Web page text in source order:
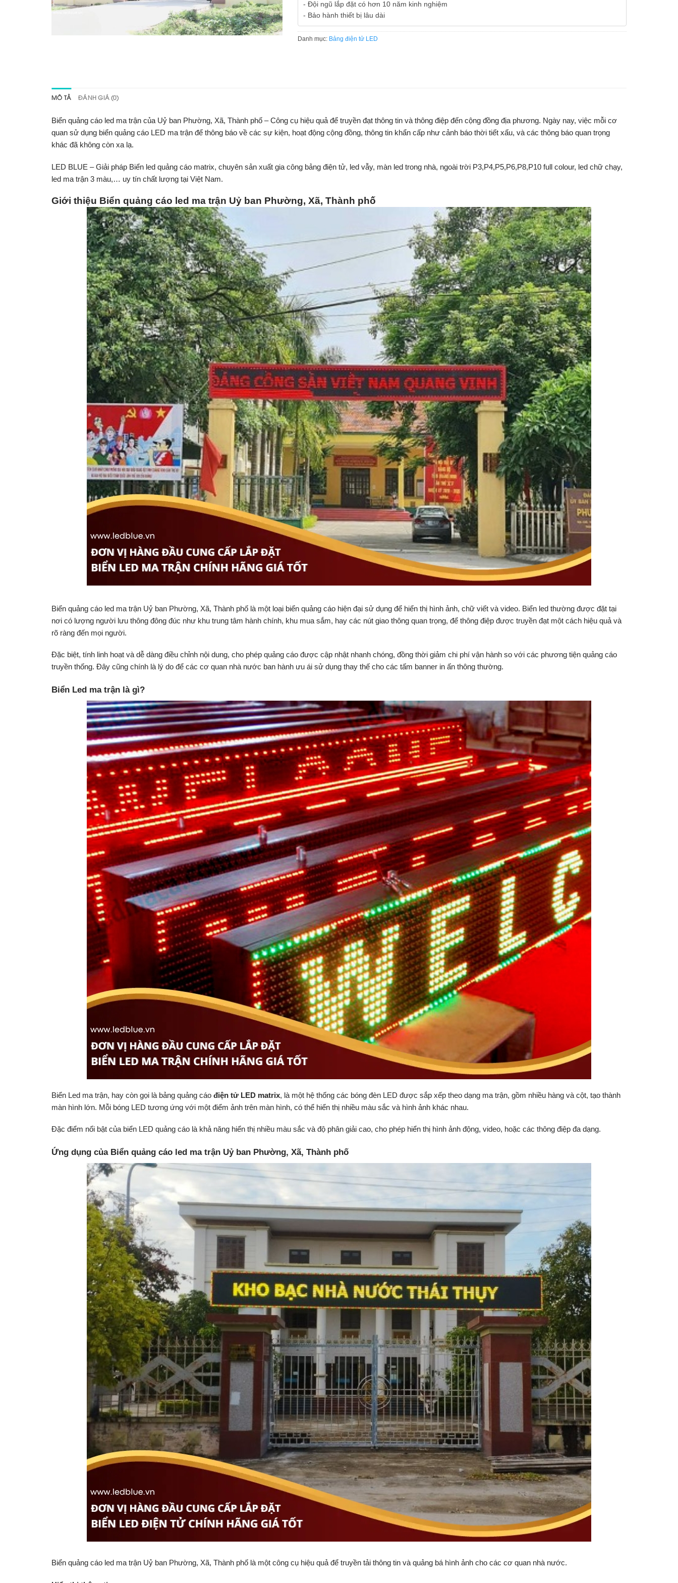
- Đội ngũ lắp đặt có hơn 10 năm kinh nghiệm
- Bảo hành thiết bị lâu dài
Danh mục: Bảng điện tử LED
MÔ TẢ ĐÁNH GIÁ (0)
Biển quảng cáo led ma trận của Uỷ ban Phường, Xã, Thành phố – Công cụ hiệu quả để truyền đạt thông tin và thông điệp đến cộng đồng địa phương. Ngày nay, việc mỗi cơ
quan sử dụng biển quảng cáo LED ma trận để thông báo về các sự kiện, hoạt động cộng đồng, thông tin khẩn cấp như cảnh báo thời tiết xấu, và các thông báo quan trọng
khác đã không còn xa lạ.
LED BLUE – Giải pháp Biển led quảng cáo matrix, chuyên sản xuất gia công bảng điện tử, led vẫy, màn led trong nhà, ngoài trời P3,P4,P5,P6,P8,P10 full colour, led chữ chạy,
led ma trận 3 màu,… uy tín chất lượng tại Việt Nam.
Giới thiệu Biển quảng cáo led ma trận Uỷ ban Phường, Xã, Thành phố
Biển quảng cáo led ma trận Uỷ ban Phường, Xã, Thành phố là một loại biển quảng cáo hiện đại sử dụng để hiển thị hình ảnh, chữ viết và video. Biển led thường được đặt tại
nơi có lượng người lưu thông đông đúc như khu trung tâm hành chính, khu mua sắm, hay các nút giao thông quan trọng, để thông điệp được truyền đạt một cách hiệu quả và
rõ ràng đến mọi người.
Đặc biệt, tính linh hoạt và dễ dàng điều chỉnh nội dung, cho phép quảng cáo được cập nhật nhanh chóng, đồng thời giảm chi phí vận hành so với các phương tiện quảng cáo
truyền thống. Đây cũng chính là lý do để các cơ quan nhà nước ban hành ưu ái sử dụng thay thế cho các tấm banner in ấn thông thường.
Biển Led ma trận là gì?
Biển Led ma trận, hay còn gọi là bảng quảng cáo điện tử LED matrix, là một hệ thống các bóng đèn LED được sắp xếp theo dạng ma trận, gồm nhiều hàng và cột, tạo thành
màn hình lớn. Mỗi bóng LED tương ứng với một điểm ảnh trên màn hình, có thể hiển thị nhiều màu sắc và hình ảnh khác nhau.
Đặc điểm nổi bật của biển LED quảng cáo là khả năng hiển thị nhiều màu sắc và độ phân giải cao, cho phép hiển thị hình ảnh động, video, hoặc các thông điệp đa dạng.
Ứng dụng của Biển quảng cáo led ma trận Uỷ ban Phường, Xã, Thành phố
Biển quảng cáo led ma trận Uỷ ban Phường, Xã, Thành phố là một công cụ hiệu quả để truyền tải thông tin và quảng bá hình ảnh cho các cơ quan nhà nước.